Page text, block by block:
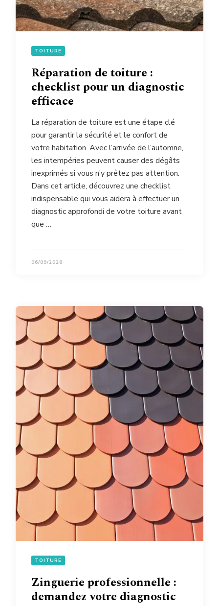
TOITURE
Réparation de toiture :
checklist pour un diagnostic
efficace
La réparation de toiture est une étape clé
pour garantir la sécurité et le confort de
votre habitation. Avec l’arrivée de l’automne,
les intempéries peuvent causer des dégâts
inexprimés si vous n’y prêtez pas attention.
Dans cet article, découvrez une checklist
indispensable qui vous aidera à effectuer un
diagnostic approfondi de votre toiture avant
que …
06/09/2026
TOITURE
Zinguerie professionnelle :
demandez votre diagnostic